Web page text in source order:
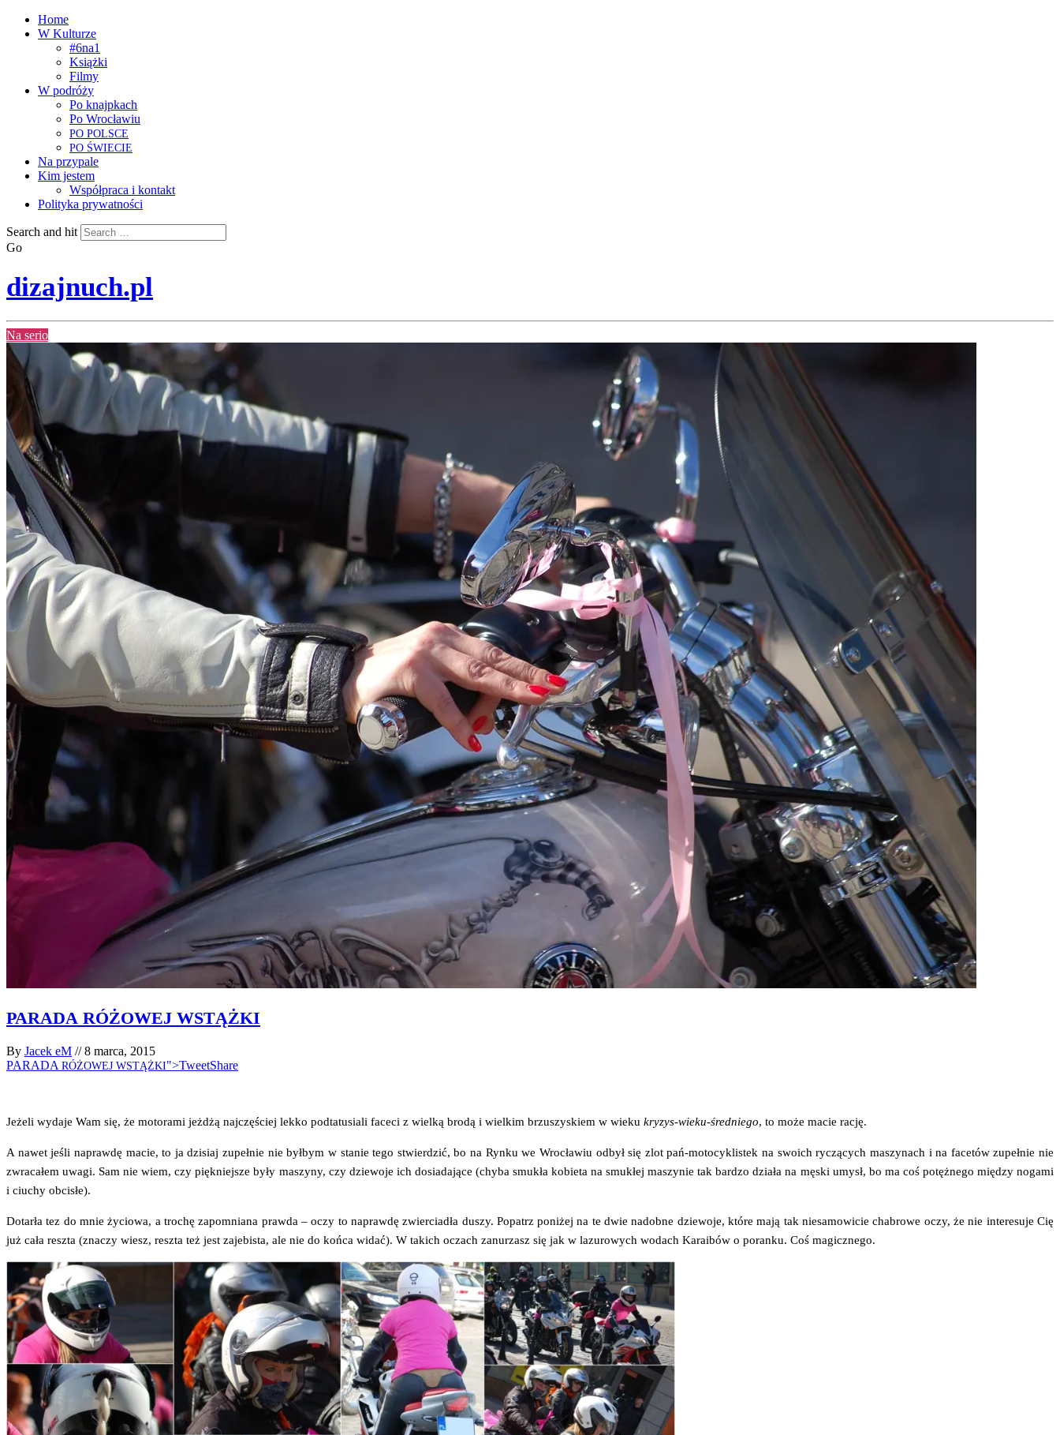
Home
W Kulturze
#6na1
Książki
Filmy
W podróży
Po knajpkach
Po Wrocławiu
PO POLSCE
PO ŚWIECIE
Na przypale
Kim jestem
Współpraca i kontakt
Polityka prywatności
Search and hit
Go
dizajnuch.pl
Na serio
PARADA RÓŻOWEJ WSTĄŻKI
By Jacek eM //8 marca, 2015
PARADA RÓŻOWEJ WSTĄŻKI">TweetShare
Jeże­li wyda­je Wam się, że moto­ra­mi jeż­dżą naj­czę­ściej lek­ko pod­ta­tu­sia­li face­ci z wiel­ką bro­dą i wiel­kim brzu­szy­skiem w wie­ku kry­zys-wie­ku-śred­nie­go, to może macie rację.
A nawet jeśli napraw­dę macie, to ja dzi­siaj zupeł­nie nie był­bym w sta­nie tego stwier­dzić, bo na Ryn­ku we Wro­cła­wiu odbył się zlot pań-moto­cy­kli­stek na swo­ich ryczą­cych maszy­nach i na face­tów zupeł­nie nie
zwra­ca­łem uwa­gi. Sam nie wiem, czy pięk­niej­sze były maszy­ny, czy dzie­wo­je ich dosia­da­ją­ce (chy­ba smu­kła kobie­ta na smu­kłej maszy­nie tak bar­dzo dzia­ła na męski umysł, bo ma coś potęż­ne­go mię­dzy noga­mi
i ciu­chy obcisłe).
Dotar­ła tez do mnie życio­wa, a tro­chę zapo­mnia­na praw­da – oczy to napraw­dę zwier­cia­dła duszy. Popatrz poni­żej na te dwie nadob­ne dzie­wo­je, któ­re mają tak nie­sa­mo­wi­cie cha­bro­we oczy, że nie inte­re­su­je Cię
już cała resz­ta (zna­czy wiesz, resz­ta też jest zaje­bi­sta, ale nie do koń­ca widać). W takich oczach zanu­rzasz się jak w lazu­ro­wych wodach Kara­ibów o poran­ku. Coś magicznego.